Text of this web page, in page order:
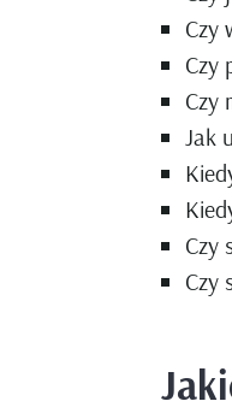
Czy
Czy
Czy
Jak
Czy
Czy